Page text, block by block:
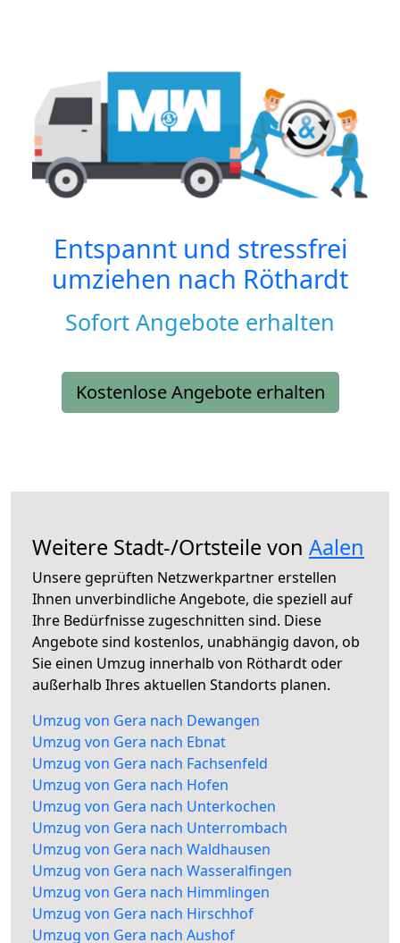
Entspannt und stressfrei
umziehen nach Röthardt
Sofort Angebote erhalten
Kostenlose Angebote erhalten
Weitere Stadt-/Ortsteile von Aalen
Unsere geprüften Netzwerkpartner erstellen
Ihnen unverbindliche Angebote, die speziell auf
Ihre Bedürfnisse zugeschnitten sind. Diese
Angebote sind kostenlos, unabhängig davon, ob
Sie einen Umzug innerhalb von Röthardt oder
außerhalb Ihres aktuellen Standorts planen.
Umzug von Gera nach Dewangen
Umzug von Gera nach Ebnat
Umzug von Gera nach Fachsenfeld
Umzug von Gera nach Hofen
Umzug von Gera nach Unterkochen
Umzug von Gera nach Unterrombach
Umzug von Gera nach Waldhausen
Umzug von Gera nach Wasseralfingen
Umzug von Gera nach Himmlingen
Umzug von Gera nach Hirschhof
Umzug von Gera nach Aushof